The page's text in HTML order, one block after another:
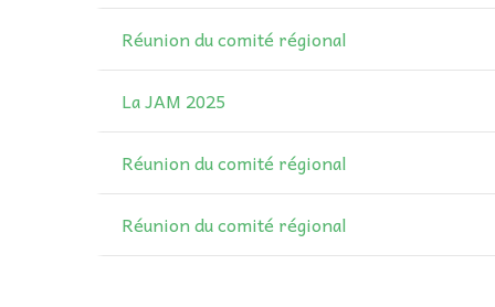
Réunion du comité régional
La JAM 2025
Réunion du comité régional
Réunion du comité régional